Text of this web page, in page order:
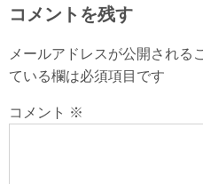
コメントを残す
メールアドレスが公開される
ている欄は必須項目です
コメント ※